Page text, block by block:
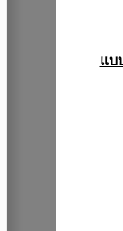
แบ